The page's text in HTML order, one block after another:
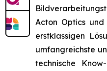
Acton Optics
erstklassigen
umfangreichste
technische